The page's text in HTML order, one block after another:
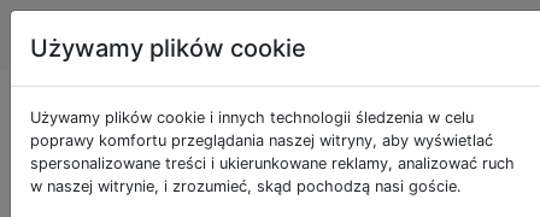
Apple Tagi
Jak ustawić
domyślną szerokość,
Używamy plików cookie
Używamy plików cookie i innych technologii śledzenia w celu
poprawy komfortu przeglądania naszej witryny, aby wyświetlać
spersonalizowane treści i ukierunkowane reklamy, analizować ruch
w naszej witrynie, i zrozumieć, skąd pochodzą nasi goście.